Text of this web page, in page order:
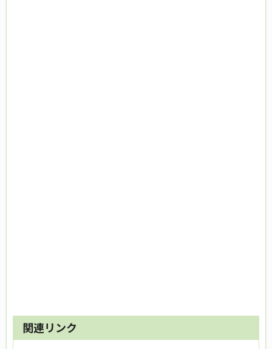
関連リンク